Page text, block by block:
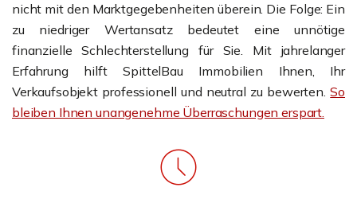
nicht mit den Marktgegebenheiten überein. Die Folge: Ein
zu niedriger Wertansatz bedeutet eine unnötige
finanzielle Schlechterstellung für Sie. Mit jahrelanger
Erfahrung hilft SpittelBau Immobilien Ihnen, Ihr
Verkaufsobjekt professionell und neutral zu bewerten.So
bleiben Ihnen unangenehme Überraschungen erspart.